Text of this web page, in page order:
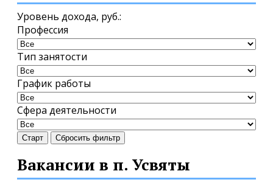
Уровень дохода, руб.:
Профессия
Тип занятости
График работы
Сфера деятельности
Старт Сбросить фильтр
Вакансии в п. Усвяты